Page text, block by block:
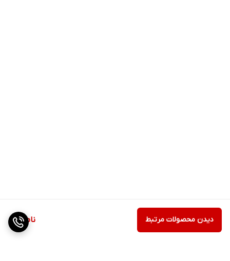
ناموجود دیدن محصولات مرتبط